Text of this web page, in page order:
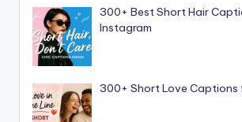
300+ Best Short Hair
Instagram
300+ Short Love Captions